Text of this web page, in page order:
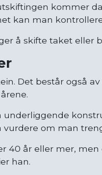
kommer
kan man
å skifte taket
Det består også
underliggende
vurdere om man
40 år eller mer,
han.